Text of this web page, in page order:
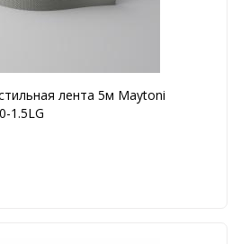
лента 5м Maytoni
1.5LG